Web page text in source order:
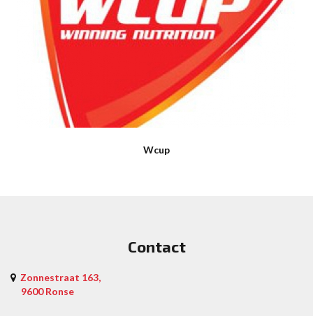
Wcup
Contact
Zonnestraat 163,
9600 Ronse